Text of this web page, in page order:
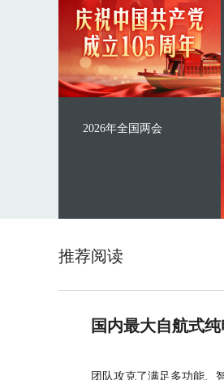
2026年全国两会
推荐阅读
国内最大自航式
团队攻克了满足多功能、